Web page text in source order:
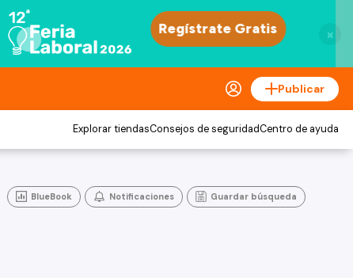
×
Publicar
Explorar tiendasConsejos de seguridadCentro de ayuda
BlueBook Notificaciones Guardar búsqueda